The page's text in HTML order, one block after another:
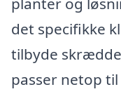
det specifikke
tilbyde
passer netop